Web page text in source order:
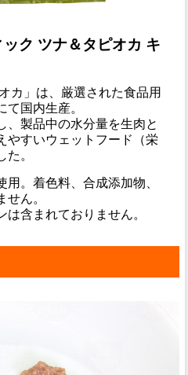
ク ツナ＆タピオカ キ
カ」は、厳選された食品用
国内生産。
、製品中の水分量を生肉と
やすいウェットフード（栄
。
用。着色料、合成添加物、
ん。
は含まれておりません。